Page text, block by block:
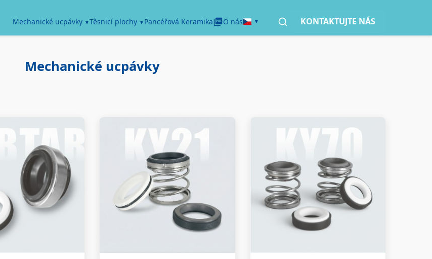
Mechanické ucpávky Těsnicí plochy Pancéřová Keramika O nás KONTAKTUJTE NÁS
Mechanické ucpávky